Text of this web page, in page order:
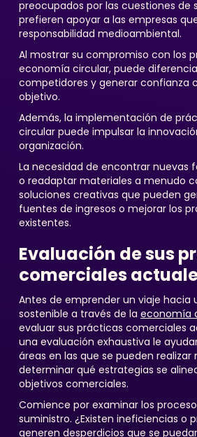
preocupados por las cuestiones de
prefieren apoyar a las empresas
responsabilidad medioambiental.
Al mostrar su compromiso con los
economía circular, puede
competidores y generar confianza
objetivo.
Además, la implementación de
circular puede impulsar la
organización.
La necesidad de encontrar nuevas
o readaptar materiales a menudo
soluciones creativas que pueden
fuentes de ingresos o mejorar los
existentes.
Evaluación de sus
comerciales
Antes de emprender un viaje hacia
sostenible a través de la economía
evaluar sus prácticas comerciales
una evaluación exhaustiva le
áreas en las que se pueden realizar
determinar qué estrategias se
objetivos comerciales.
Comience por examinar los
suministro. ¿Existen ineficiencias o
generen desperdicios que se